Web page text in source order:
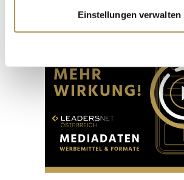
Informationen über Ihre
erfassen, welche bis auf einige
bestimmten Merkmalen
Erfahren Sie mehr darüber, wie Ihre
verarbeitet werden, und legen Sie Ihre
Abschnitt Einzelheiten
Wir verwenden Cookies, um Inhalte und
personalisieren, Funktionen für soziale
Einstellungen verwalten
Advertisement